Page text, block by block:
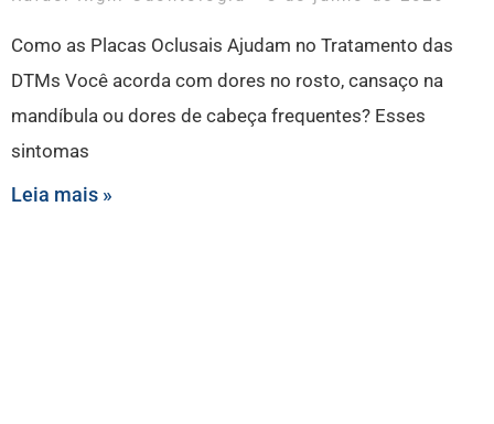
Como as Placas Oclusais Ajudam no Tratamento das
DTMs Você acorda com dores no rosto, cansaço na
mandíbula ou dores de cabeça frequentes? Esses
sintomas
Leia mais »